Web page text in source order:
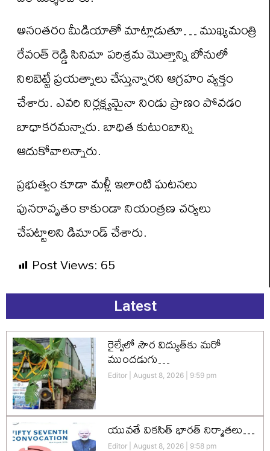
అనంతరం మీడియాతో మాట్లాడుతూ… ముఖ్యమంత్రి
రేవంత్ రెడ్డి సినిమా పరిశ్రమ మొత్తాన్ని బోనులో
నిలబెట్టే ప్రయత్నాలు చేస్తున్నారని ఆగ్రహం వ్యక్తం
చేశారు. ఎవరి నిర్లక్ష్యమైనా నిండు ప్రాణం పోవడం
బాధాకరమన్నారు. బాధిత కుటుంబాన్ని
ఆదుకోవాలన్నారు.
ప్రభుత్వం కూడా మళ్లీ ఇలాంటి ఘటనలు
పునరావృతం కాకుండా నియంత్రణ చర్యలు
చేపట్టాలని డిమాండ్ చేశారు.
Post Views:65
Latest
రైల్వేలో సౌర విద్యుత్‌కు మరో
ముందడుగు…
Editor August 8, 2026 9:59 pm
యువతే వికసిత్‌ భారత్‌ నిర్మాతలు…
Editor August 8, 2026 9:58 pm